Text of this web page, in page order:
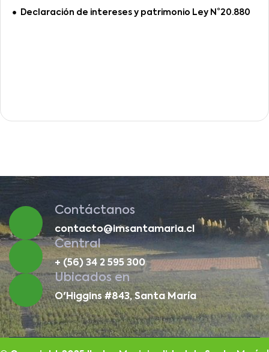
Declaración de intereses y patrimonio Ley N°20.880
Contáctanos
contacto@imsantamaria.cl
Central
+ (56) 34 2 595 300
Ubicados en
O'Higgins #843, Santa María